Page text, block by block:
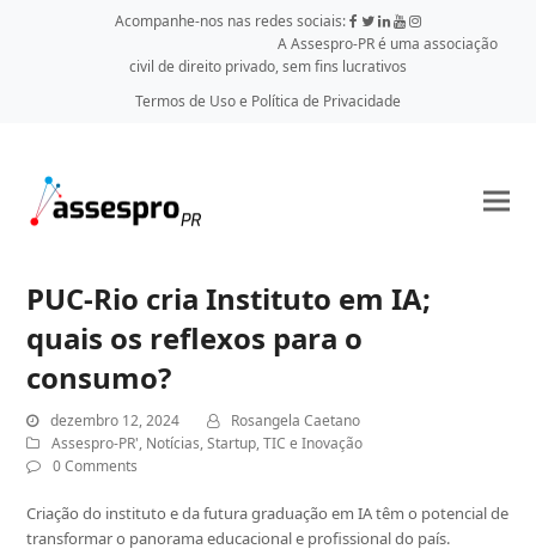
Acompanhe-nos nas redes sociais:
A Assespro-PR é uma associação
civil de direito privado, sem fins lucrativos
Termos de Uso e Política de Privacidade
PUC-Rio cria Instituto em IA;
quais os reflexos para o
consumo?
dezembro 12, 2024
Rosangela Caetano
Assespro-PR', Notícias,Startup,TIC e Inovação
0 Comments
Criação do instituto e da futura graduação em IA têm o potencial de
transformar o panorama educacional e profissional do país.